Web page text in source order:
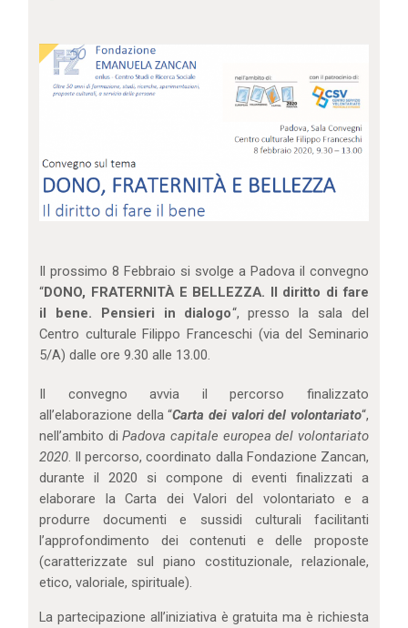
Il prossimo 8 Febbraio si svolge a Padova il convegno
“DONO, FRATERNITÀ E BELLEZZA. Il diritto di fare
il bene. Pensieri in dialogo“, presso la sala del
Centro culturale Filippo Franceschi (via del Seminario
5/A) dalle ore 9.30 alle 13.00.
Il convegno avvia il percorso finalizzato
all’elaborazione della “Carta dei valori del volontariato“,
nell’ambito diPadova capitale europea del volontariato
2020. Il percorso, coordinato dalla Fondazione Zancan,
durante il 2020 si compone di eventi finalizzati a
elaborare la Carta dei Valori del volontariato e a
produrre documenti e sussidi culturali facilitanti
l’approfondimento dei contenuti e delle proposte
(caratterizzate sul piano costituzionale, relazionale,
etico, valoriale, spirituale).
La partecipazione all’iniziativa è gratuita ma è richiesta